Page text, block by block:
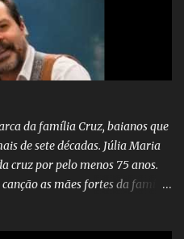
fidelidade e esperança no
com o sentimento universal
uma narrativa lírica sobre a
e do espaço. YouTube
da família Cruz, baianos que
de sete décadas. Júlia Maria
cruz por pelo menos 75 anos.
as mães fortes da família